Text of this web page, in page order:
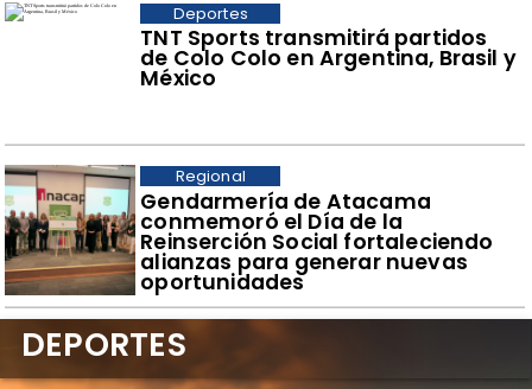
TNT Sports transmitirá partidos
de Colo Colo en Argentina, Brasil y
México
Deportes
​Gendarmería de Atacama
conmemoró el Día de la
Reinserción Social fortaleciendo
alianzas para generar nuevas
oportunidades
Regional
DEPORTES